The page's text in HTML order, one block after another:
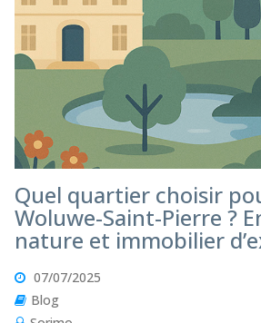
Quel quartier choisir
Woluwe-Saint-Pierre ?
nature et immobilier
07/07/2025
Blog